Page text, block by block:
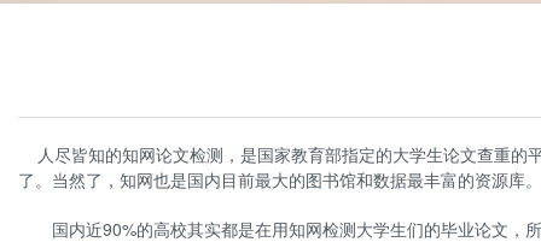
人尽皆知的知网论文检测，是国家教育部指定的大学生论文查重的
了。当然了，知网也是国内目前最大的图书馆和数据最丰富的资源库。
国内近90%的高校其实都是在用知网检测大学生们的毕业论文，